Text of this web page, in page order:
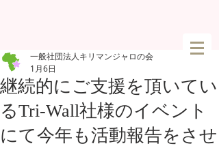
継続的にご支援を頂いてい
るTri-Wall社様のイベント
にて今年も活動報告をさせ
一般社団法人キリマンジャロの会
1月6日